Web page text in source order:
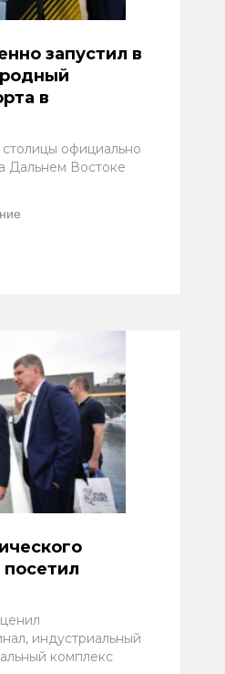
запустил в
в
официально
Дальнем Востоке
посетил
индустриальный
комплекс